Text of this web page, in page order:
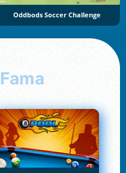
Oddbods Soccer Challenge
Fama